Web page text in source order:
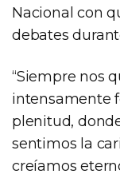
Nacional con
debates
“Siempre nos
intensamente
plenitud,
sentimos la
creíamos